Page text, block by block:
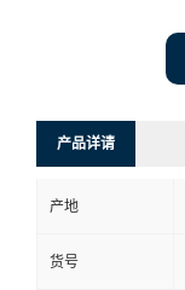
产品详请
产地
货号